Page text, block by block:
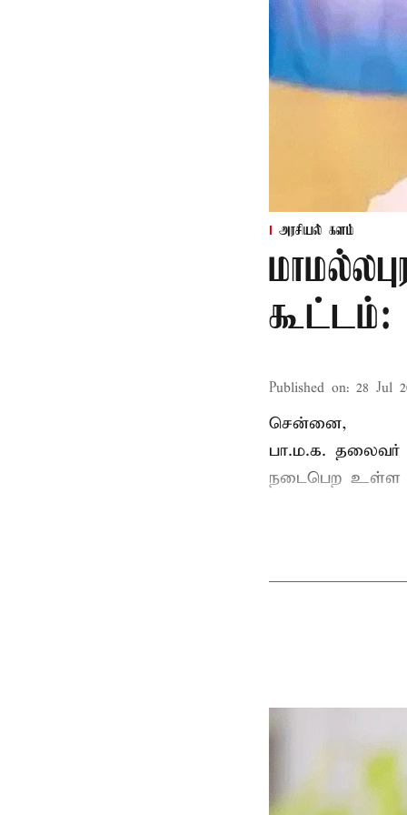
அரசியல் களம்
கூட்டம்:
Published on: 28 Jul
சென்னை,
பா.ம.க. தலைவர்
நடைபெற உள்ள